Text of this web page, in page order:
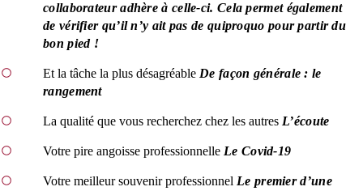
collaborateur adhère à celle-ci. Cela permet également
de vérifier qu’il n’y ait pas de quiproquo pour partir du
bon pied !
Et la tâche la plus désagréable De façon générale : le
rangement
La qualité que vous recherchez chez les autres L’écoute
Votre pire angoisse professionnelle Le Covid-19
Votre meilleur souvenir professionnel Le premier d’une